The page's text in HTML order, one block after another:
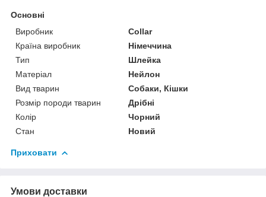
Основні
Виробник
Collar
Країна виробник
Німеччина
Тип
Шлейка
Матеріал
Нейлон
Вид тварин
Собаки, Кішки
Розмір породи тварин
Дрібні
Колір
Чорний
Стан
Новий
Приховати
Умови доставки